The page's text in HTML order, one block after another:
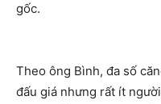
gốc.
Theo ông Bình, đa số
đấu giá nhưng rất ít